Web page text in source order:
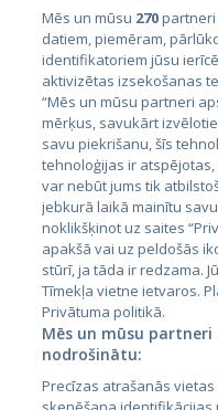
Valstis
Igaunija
Latvija
Lietuva
City24.lv
City24.ee
Mēs un mūsu 270partneri
datiem, piemēram,
identifikatoriem jūsu
aktivizētas izsekošanas
“Mēs un mūsu partneri
mērķus, savukārt
savu piekrišanu, šīs
tehnoloģijas ir
var nebūt jums tik
jebkurā laikā mainītu
noklikšķinot uz saites
apakšā vai uz peldošās
stūrī, ja tāda ir redzama.
Tīmekļa vietne ietvaros.
Privātuma politikā.
Mēs un mūsu
nodrošinātu:
Precīzas atrašanās